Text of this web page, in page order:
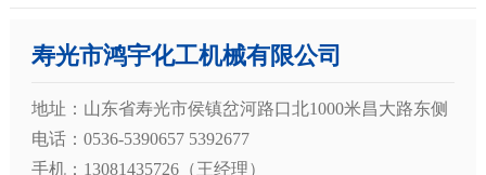
寿光市鸿宇化工机械有限公司
地址：山东省寿光市侯镇岔河路口北1000米昌大路东侧
电话：0536-5390657 5392677
手机：13081435726（王经理）